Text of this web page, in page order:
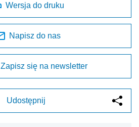
Wersja do druku
Napisz do nas
Zapisz się na newsletter
Udostępnij